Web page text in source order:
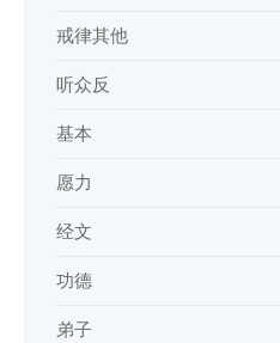
戒律其他
听众反
基本
愿力
经文
功德
弟子